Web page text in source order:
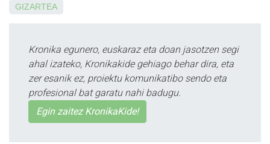
GIZARTEA
Kronika egunero, euskaraz eta doan jasotzen segi
ahal izateko, Kronikakide gehiago behar dira, eta
zer esanik ez, proiektu komunikatibo sendo eta
profesional bat garatu nahi badugu.
Egin zaitez KronikaKide!